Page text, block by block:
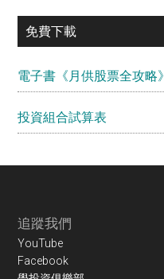
免費下載
電子書《月供股票全攻略》
投資組合試算表
Footer
追蹤我們
YouTube
Facebook